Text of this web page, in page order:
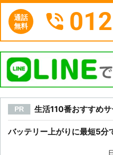
通話
無料
PR 生活110番おすすめ
バッテリー上がりに最短5分